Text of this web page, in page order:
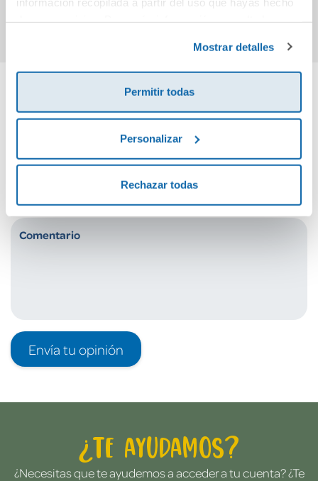
Mostrar detalles
Permitir todas
Personalizar
Rechazar todas
Comprar Comprar
Cuéntanos tu opinión
¡Sé el primero en valorar este producto!
Envía tu opinión
¿Te ayudamos?
¿Necesitas que te ayudemos a acceder a tu cuenta? ¿Te